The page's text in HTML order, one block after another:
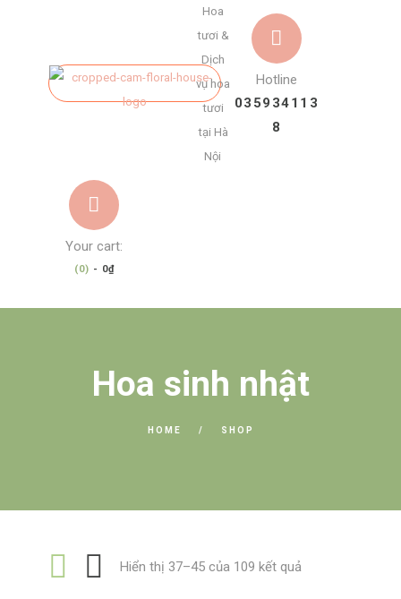
Hoa
tươi &
Dịch
vụ hoa
tươi
tại Hà
Nội
Hotline
035934113
8
Your cart:
(0) - 0₫
Hoa sinh nhật
HOME SHOP
Hiển thị 37–45 của 109 kết quảĐã